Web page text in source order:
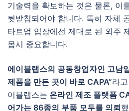
기술력을 확보하는 것은 물론, 이
뒷받침되어야 합니다. 특히 자체
타트업 입장에선 제대로 된 외주
몹시 중요합니다.
에이블랩스의 공동창업자인 고남
제품을 만든 곳이 바로 CAPA”라
이블랩스는 온라인 제조 플랫폼
어가는 86종의 부품 모두를 의뢰